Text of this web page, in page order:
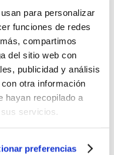
para personalizar
funciones de redes
compartimos
del sitio web con
publicidad y análisis
otra información
hayan recopilado a
servicios.
preferencias